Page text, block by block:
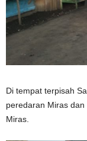
Di tempat terpisah
peredaran Miras
Miras.